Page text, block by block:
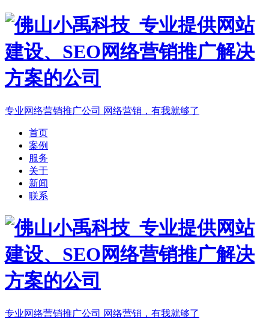
专业网络营销推广公司 网络营销，有我就够了
首页
案例
服务
关于
新闻
联系
专业网络营销推广公司 网络营销，有我就够了